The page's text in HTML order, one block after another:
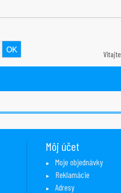
OK Vitajte
Môj účet
Moje objednávky
Reklamácie
Adresy